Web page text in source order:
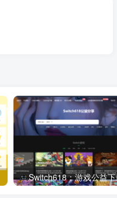
Switch618：游戏公益